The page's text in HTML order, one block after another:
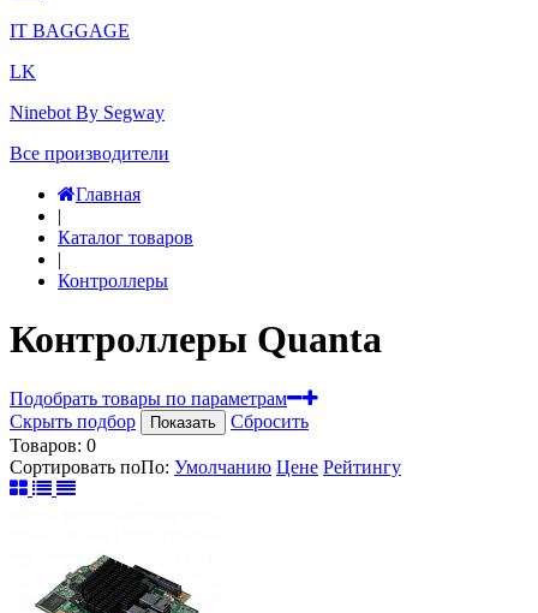
IT BAGGAGE
LK
Ninebot By Segway
Все производители
Главная
|
Каталог товаров
|
Контроллеры
Контроллеры Quanta
Подобрать товары по параметрам
Скрыть подбор
Показать
Сбросить
Товаров: 0
Сортировать поПо: Умолчанию Цене Рейтингу